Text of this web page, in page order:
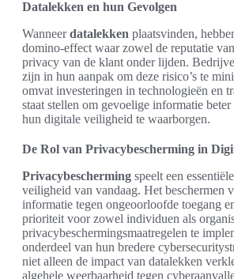
Datalekken en hun Gevolgen
Wanneerdatalekken plaatsvinden,
domino-effect waar zowel de reputatie
privacy van de klant onder lijden.
zijn in hun aanpak om deze risico’s te
omvat investeringen in technologieën en
staat stellen om gevoelige informatie
hun digitale veiligheid te waarborgen.
De Rol van Privacybescherming in
Privacybescherming speelt een
veiligheid van vandaag. Het beschermen
informatie tegen ongeoorloofde toegang
prioriteit voor zowel individuen als
privacybeschermingsmaatregelen te
onderdeel van hun bredere
niet alleen de impact van datalekken
algehele weerbaarheid tegen